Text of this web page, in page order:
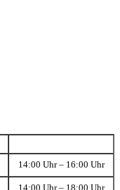
14:00 Uhr – 16:00 Uhr